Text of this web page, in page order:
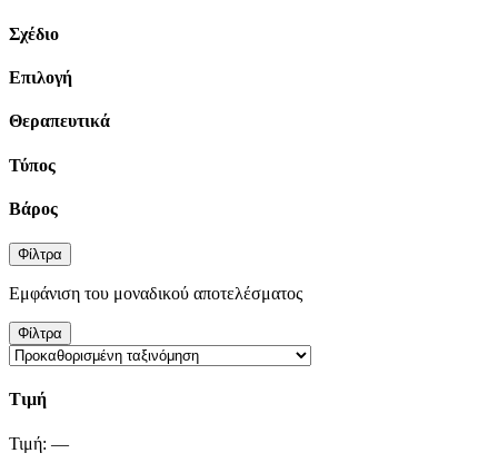
Σχέδιο
Επιλογή
Θεραπευτικά
Τύπος
Βάρος
Φίλτρα
Εμφάνιση του μοναδικού αποτελέσματος
Φίλτρα
Τιμή
Τιμή: —